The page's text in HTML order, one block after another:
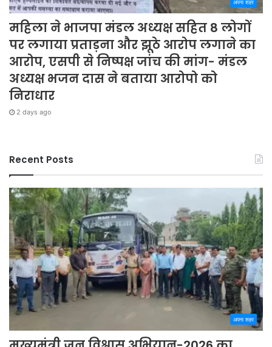
अपना शहर
महिला ने भाजपा मंडल अध्यक्ष सहित 8 लोगों
पर लगाया प्रताड़ना और झूठे आरोप लगाने का
आरोप, एसपी से निष्पक्ष जांच की मांग- मंडल
अध्यक्ष भजन दास ने बताया आरोपो को
निराधार
2 days ago
Recent Posts
अपना शहर